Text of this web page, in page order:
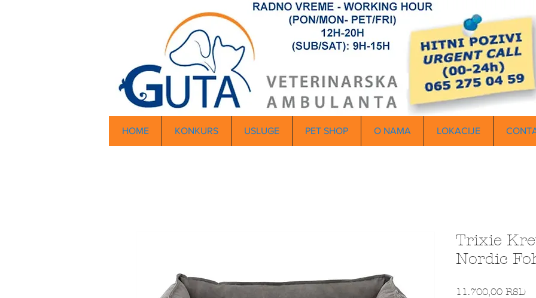
HOME KONKURS USLUGE PET SHOP O NAMA LOKACIJE
Trixie
Nordic
11.700,00 RSD